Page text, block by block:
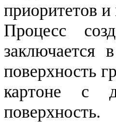
приоритетов
Процесс
заключается
поверхность
картоне с
поверхность.